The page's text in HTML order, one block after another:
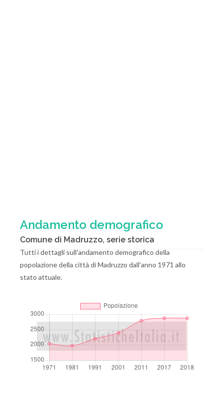
Andamento demografico
Comune di Madruzzo, serie storica
Tutti i dettagli sull'andamento demografico della
popolazione della città di Madruzzo dall'anno 1971 allo
stato attuale.